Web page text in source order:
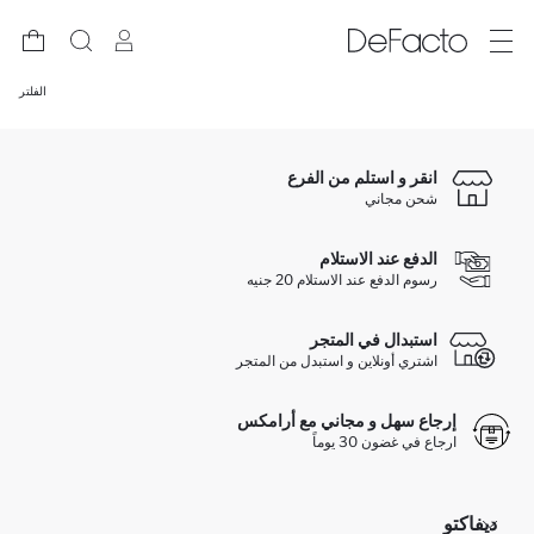
الفلتر
انقر و استلم من الفرع
شحن مجاني
الدفع عند الاستلام
رسوم الدفع عند الاستلام 20 جنيه
استبدال في المتجر
اشتري أونلاين و استبدل من المتجر
إرجاع سهل و مجاني مع أرامكس
ارجاع في غضون 30 يوماً
ديفاكتو